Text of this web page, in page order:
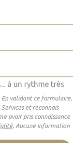
à un rythme très
En validant ce formulaire,
et reconnais
avoir pris connaissance
. Aucune information